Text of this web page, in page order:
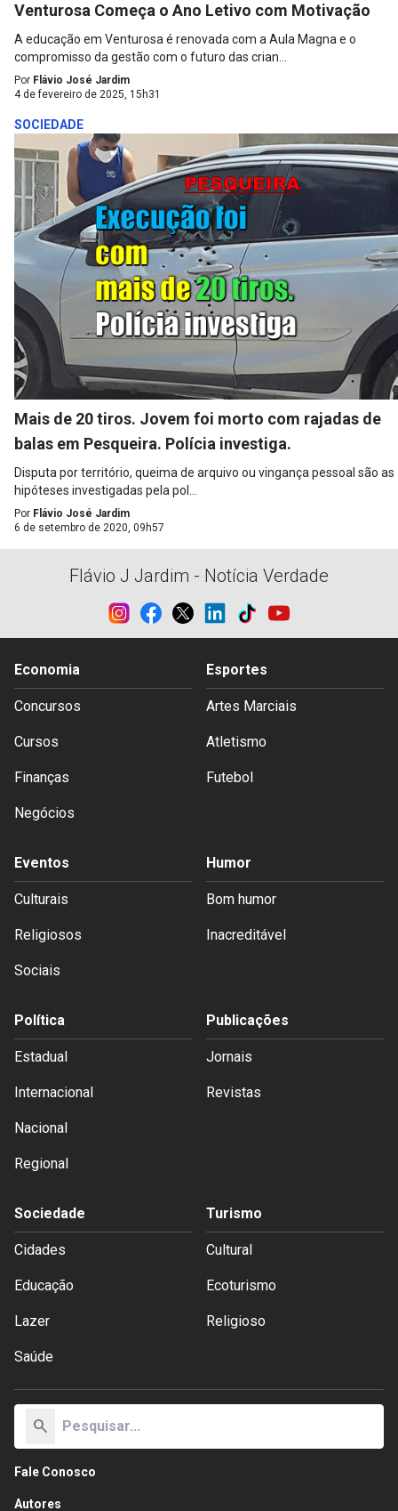
Venturosa Começa o Ano Letivo com Motivação
A educação em Venturosa é renovada com a Aula Magna e o
compromisso da gestão com o futuro das crian...
Por Flávio José Jardim
4 de fevereiro de 2025, 15h31
SOCIEDADE
Mais de 20 tiros. Jovem foi morto com rajadas de
balas em Pesqueira. Polícia investiga.
Disputa por território, queima de arquivo ou vingança pessoal são as
hipóteses investigadas pela pol...
Por Flávio José Jardim
6 de setembro de 2020, 09h57
Flávio J Jardim - Notícia Verdade
Economia
Concursos
Cursos
Finanças
Negócios
Esportes
Artes Marciais
Atletismo
Futebol
Eventos
Culturais
Religiosos
Sociais
Humor
Bom humor
Inacreditável
Política
Estadual
Internacional
Nacional
Regional
Publicações
Jornais
Revistas
Sociedade
Cidades
Educação
Lazer
Saúde
Turismo
Cultural
Ecoturismo
Religioso
search
Fale Conosco
Autores